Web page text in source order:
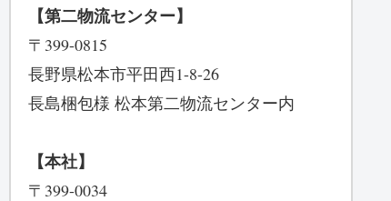
【第二物流センター】
〒399-0815
長野県松本市平田西1-8-26
長島梱包様 松本第二物流センター内
【本社】
〒399-0034